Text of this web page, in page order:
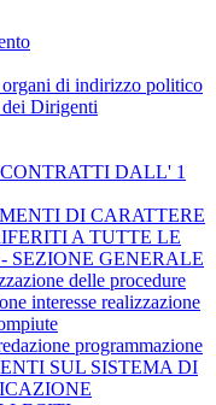
di indirizzo politico
Dirigenti
DALL' 1
DI CARATTERE
A TUTTE LE
SEZIONE GENERALE
delle procedure
interesse realizzazione
programmazione
SUL SISTEMA DI